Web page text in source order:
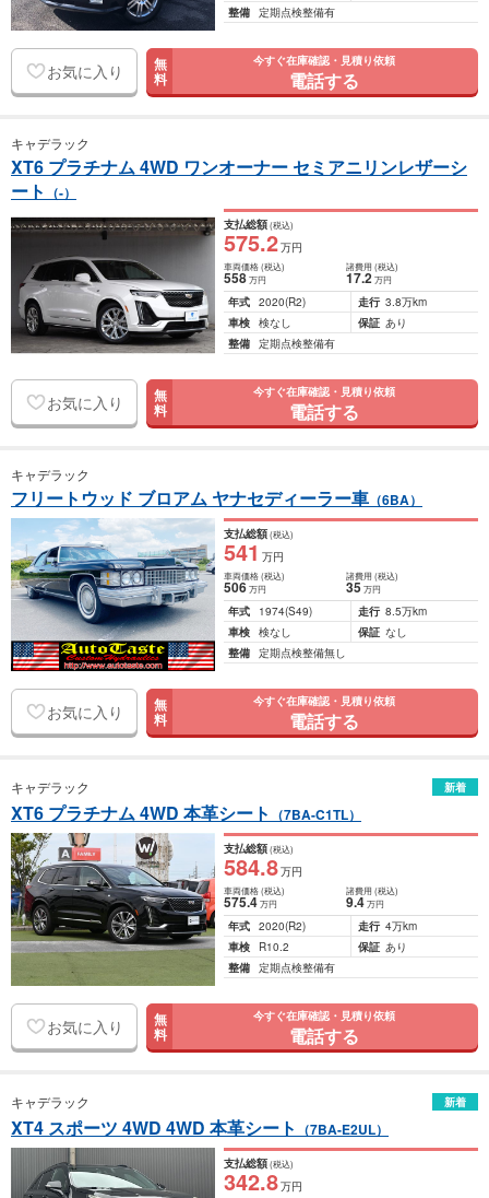
整備 定期点検整備有
お気に入り 無
料
今すぐ在庫確認・見積り依頼
電話する
キャデラック
XT6 プラチナム 4WD ワンオーナー セミアニリンレザーシ
ート （-）
支払総額(税込)
575.2万円
車両価格(税込)
558万円
諸費用 (税込)
17.2 万円
年式 2020(R2) 走行 3.8万km
車検 検なし 保証 あり
整備 定期点検整備有
お気に入り 無
料
今すぐ在庫確認・見積り依頼
電話する
キャデラック
フリートウッド ブロアム ヤナセディーラー車 （6BA）
支払総額(税込)
541 万円
車両価格(税込)
506万円
諸費用 (税込)
35 万円
年式 1974(S49) 走行 8.5万km
車検 検なし 保証 なし
整備 定期点検整備無し
お気に入り 無
料
今すぐ在庫確認・見積り依頼
電話する
キャデラック 新着
XT6 プラチナム 4WD 本革シート （7BA-C1TL）
支払総額(税込)
584.8万円
車両価格(税込)
575.4万円
諸費用 (税込)
9.4 万円
年式 2020(R2) 走行 4万km
車検
R10.2 保証 あり
整備 定期点検整備有
お気に入り 無
料
今すぐ在庫確認・見積り依頼
電話する
キャデラック 新着
XT4 スポーツ 4WD 4WD 本革シート （7BA-E2UL）
支払総額(税込)
342.8万円